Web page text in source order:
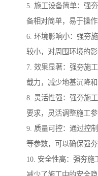
5. 施工设备简单：强
备相对简单，易于操作
6. 环境影响小：强夯
较小，对周围环境的影
7. 效果显著：强夯施
载力，减少地基沉降和
8. 灵活性强：强夯施
要求，灵活调整施工
9. 质量可控：通过控
等参数，可以确保强
10. 安全性高：强夯施